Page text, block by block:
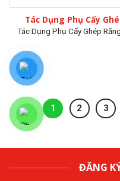
Tác Dụng Phụ Cấy
Tác Dụng Phụ Cấy Ghép
1 2 3
ĐĂNG